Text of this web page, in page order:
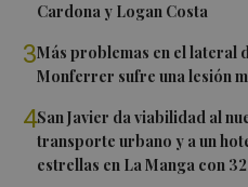
Cardona y Logan Costa
3Más problemas en el lateral
Monferrer sufre una lesión
4San Javier da viabilidad al
transporte urbano y a un
estrellas en La Manga con